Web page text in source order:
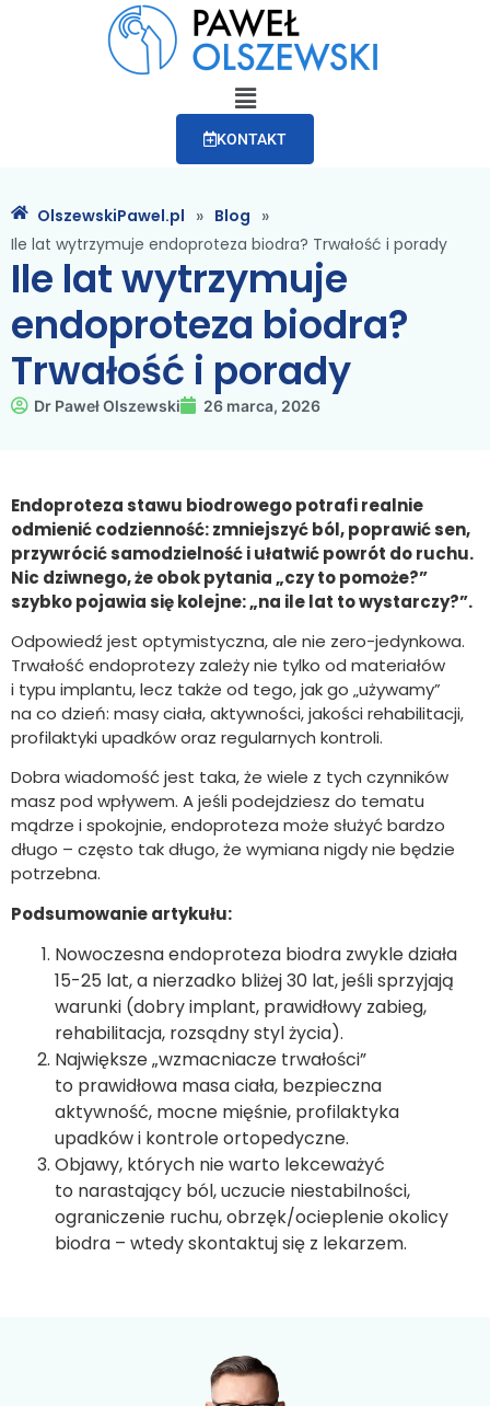
KONTAKT
OlszewskiPawel.pl » Blog »
Ile lat wytrzymuje endoproteza biodra? Trwałość i porady
Ile lat wytrzymuje
endoproteza biodra?
Trwałość i porady
Dr Paweł Olszewski 26 marca, 2026
Endoproteza stawu biodrowego potrafi realnie
odmienić codzienność: zmniejszyć ból, poprawić sen,
przywrócić samodzielność i ułatwić powrót do ruchu.
Nic dziwnego, że obok pytania „czy to pomoże?”
szybko pojawia się kolejne: „na ile lat to wystarczy?”.
Odpowiedź jest optymistyczna, ale nie zero-jedynkowa.
Trwałość endoprotezy zależy nie tylko od materiałów
i typu implantu, lecz także od tego, jak go „używamy”
na co dzień: masy ciała, aktywności, jakości rehabilitacji,
profilaktyki upadków oraz regularnych kontroli.
Dobra wiadomość jest taka, że wiele z tych czynników
masz pod wpływem. A jeśli podejdziesz do tematu
mądrze i spokojnie, endoproteza może służyć bardzo
długo – często tak długo, że wymiana nigdy nie będzie
potrzebna.
Podsumowanie artykułu:
Nowoczesna endoproteza biodra zwykle działa
15-25 lat, a nierzadko bliżej 30 lat, jeśli sprzyjają
warunki (dobry implant, prawidłowy zabieg,
rehabilitacja, rozsądny styl życia).
Największe „wzmacniacze trwałości”
to prawidłowa masa ciała, bezpieczna
aktywność, mocne mięśnie, profilaktyka
upadków i kontrole ortopedyczne.
Objawy, których nie warto lekceważyć
to narastający ból, uczucie niestabilności,
ograniczenie ruchu, obrzęk/ocieplenie okolicy
biodra – wtedy skontaktuj się z lekarzem.